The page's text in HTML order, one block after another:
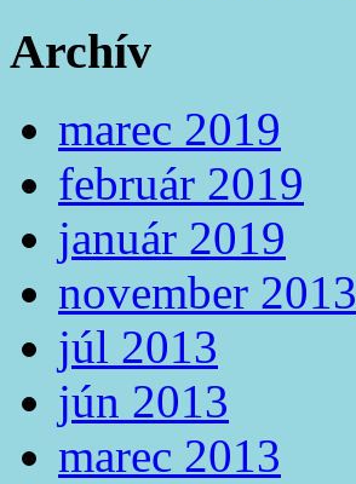
Archív
marec 2019
február 2019
január 2019
november 2013
júl 2013
jún 2013
marec 2013